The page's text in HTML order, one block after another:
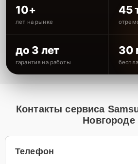
10+
лет на рынке
45
до 3 лет
гарантия на работы
30
Контакты сервиса
Новгороде
Телефон